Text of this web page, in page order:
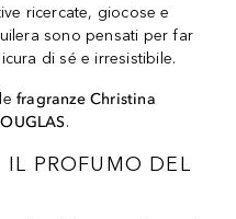
ricercate, giocose e
sono pensati per far
di sé e irresistibile.
fragranze Christina
.
PROFUMO DEL